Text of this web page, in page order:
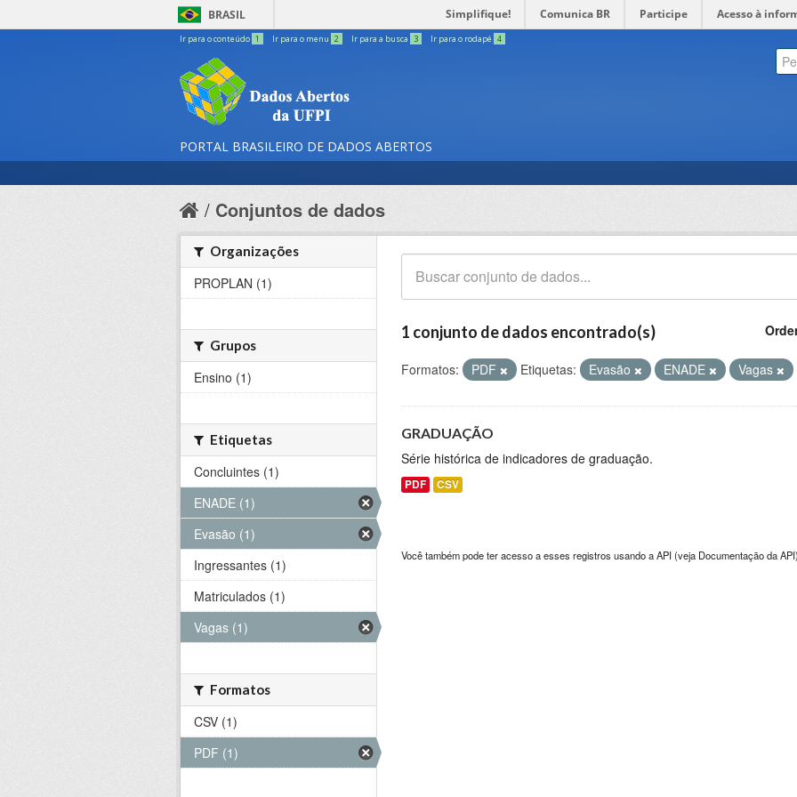
BRASIL Simplifique! Comunica BR Participe Acesso à
Ir para o conteúdo 1 Ir para o menu 2 Ir para a busca 3 Ir para o rodapé 4
PORTAL BRASILEIRO DE DADOS ABERTOS
Conjuntos de dados
1 conjunto de dados encontrado(s)
Formatos: PDF Etiquetas: Evasão ENADE Vagas
GRADUAÇÃO
Série histórica de indicadores de graduação.
PDF CSV
Você também pode ter acesso a esses registros usando aAPI(veja Documentação da API
Organizações
PROPLAN (1)
Grupos
Ensino (1)
Etiquetas
Concluintes (1)
ENADE (1)
Evasão (1)
Ingressantes (1)
Matriculados (1)
Vagas (1)
Formatos
CSV (1)
PDF (1)